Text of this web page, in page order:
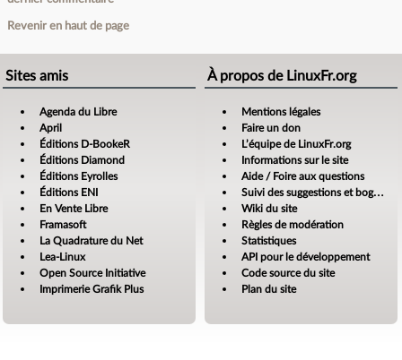
Revenir en haut de page
Sites amis
Agenda du Libre
April
Éditions D-BookeR
Éditions Diamond
Éditions Eyrolles
Éditions ENI
En Vente Libre
Framasoft
La Quadrature du Net
Lea-Linux
Open Source Initiative
Imprimerie Grafik Plus
À propos de LinuxFr.org
Mentions légales
Faire un don
L’équipe de LinuxFr.org
Informations sur le site
Aide / Foire aux questions
Suivi des suggestions et bogues
Wiki du site
Règles de modération
Statistiques
API pour le développement
Code source du site
Plan du site